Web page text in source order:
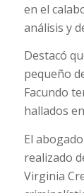
en el
análisis y
Destacó
pequeño
Facundo
hallados
El
realizado
Virginia